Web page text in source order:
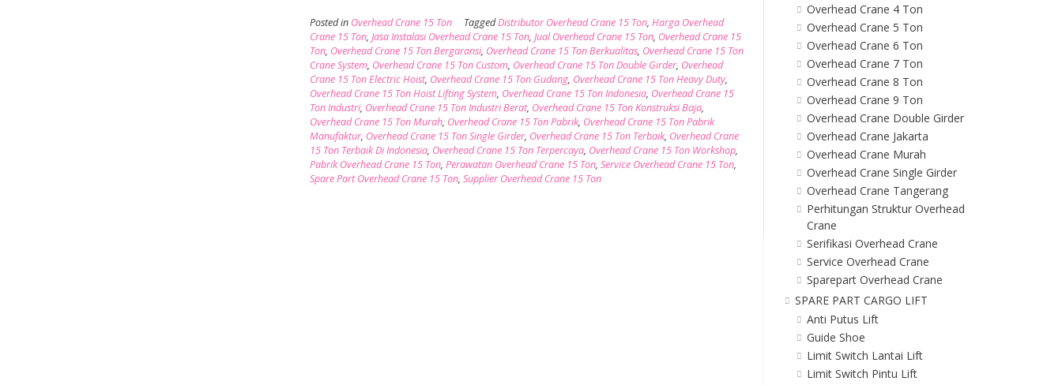
Posted in Overhead Crane 15 Ton TaggedDistributor Overhead Crane 15 Ton,Harga Overhead
Crane 15 Ton,Jasa Instalasi Overhead Crane 15 Ton,Jual Overhead Crane 15 Ton, Overhead Crane 15
Ton, Overhead Crane 15 Ton Bergaransi, Overhead Crane 15 Ton Berkualitas, Overhead Crane 15 Ton
Crane System, Overhead Crane 15 Ton Custom, Overhead Crane 15 Ton Double Girder, Overhead
Crane 15 Ton Electric Hoist, Overhead Crane 15 Ton Gudang, Overhead Crane 15 Ton Heavy Duty,
Overhead Crane 15 Ton Hoist Lifting System, Overhead Crane 15 Ton Indonesia, Overhead Crane 15
Ton Industri, Overhead Crane 15 Ton Industri Berat, Overhead Crane 15 Ton Konstruksi Baja,
Overhead Crane 15 Ton Murah, Overhead Crane 15 Ton Pabrik, Overhead Crane 15 Ton Pabrik
Manufaktur, Overhead Crane 15 Ton Single Girder, Overhead Crane 15 Ton Terbaik, Overhead Crane
15 Ton Terbaik Di Indonesia, Overhead Crane 15 Ton Terpercaya, Overhead Crane 15 Ton Workshop,
Pabrik Overhead Crane 15 Ton,Perawatan Overhead Crane 15 Ton,Service Overhead Crane 15 Ton,
Spare Part Overhead Crane 15 Ton,Supplier Overhead Crane 15 Ton
Overhead Crane 4 Ton
Overhead Crane 5 Ton
Overhead Crane 6 Ton
Overhead Crane 7 Ton
Overhead Crane 8 Ton
Overhead Crane 9 Ton
Overhead Crane Double Girder
Overhead Crane Jakarta
Overhead Crane Murah
Overhead Crane Single Girder
Overhead Crane Tangerang
Perhitungan Struktur Overhead
Crane
Serifikasi Overhead Crane
Service Overhead Crane
Sparepart Overhead Crane
SPARE PART CARGO LIFT
Anti Putus Lift
Guide Shoe
Limit Switch Lantai Lift
Limit Switch Pintu Lift